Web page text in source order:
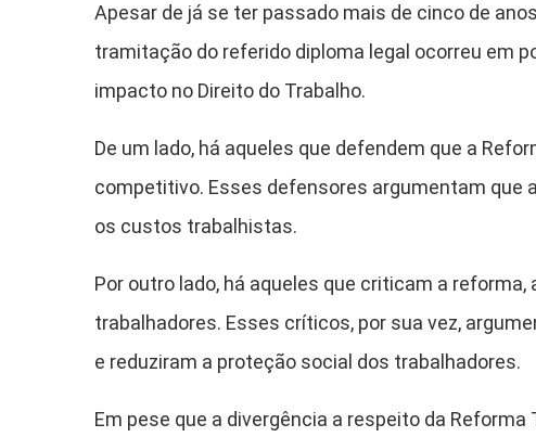
Apesar de já se ter passado mais de cinco de
tramitação do referido diploma legal ocorreu em
impacto no Direito do Trabalho.
De um lado, há aqueles que defendem que a
competitivo. Esses defensores argumentam que
os custos trabalhistas.
Por outro lado, há aqueles que criticam a
trabalhadores. Esses críticos, por sua vez,
e reduziram a proteção social dos trabalhadores.
Em pese que a divergência a respeito da